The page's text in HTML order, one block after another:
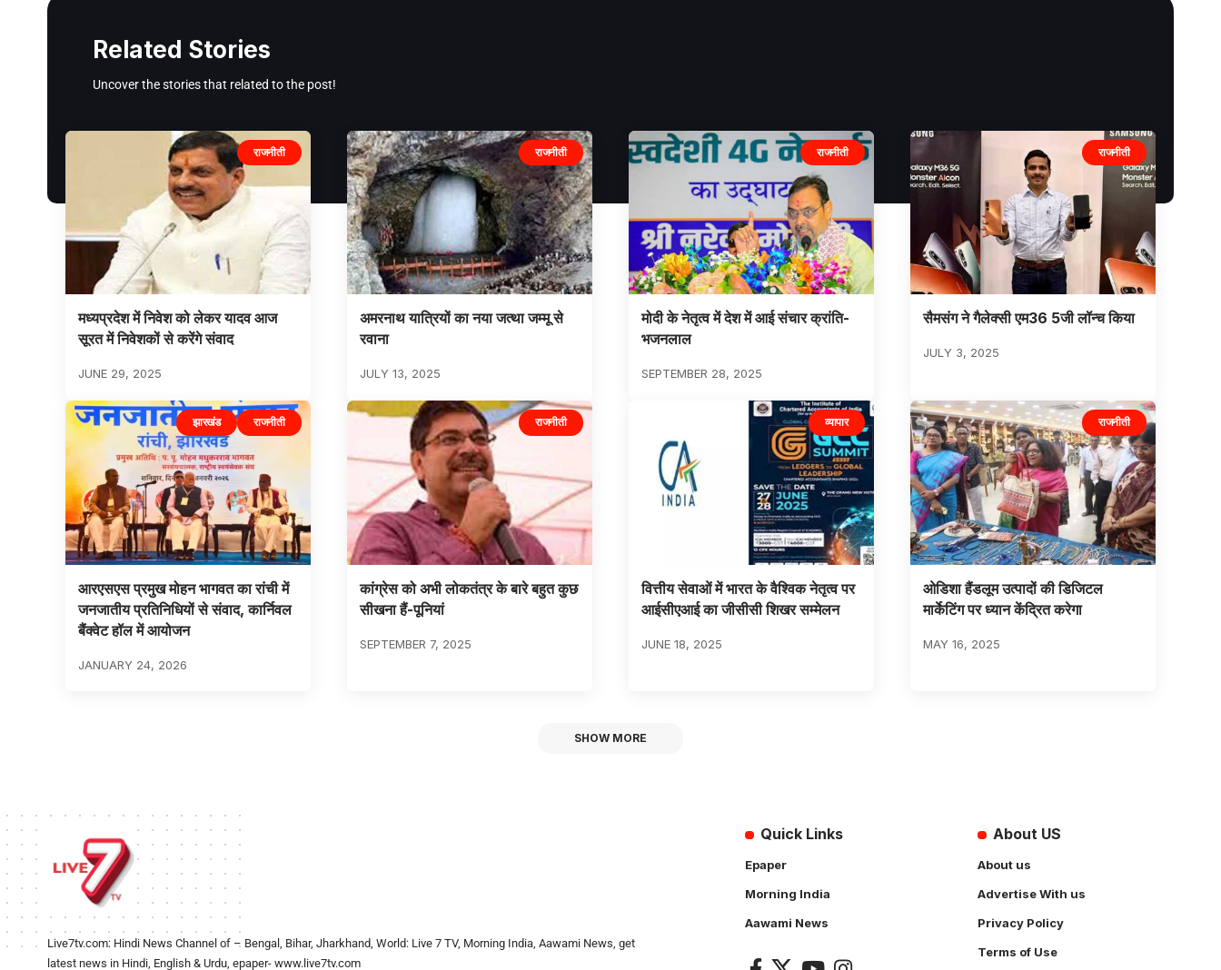
Related Stories
Uncover the stories that related to the post!
राजनीती
मध्यप्रदेश में निवेश को लेकर यादव आज
सूरत में निवेशकों से करेंगे संवाद
JUNE 29, 2025
राजनीती
अमरनाथ यात्रियों का नया जत्था जम्मू से
रवाना
JULY 13, 2025
राजनीती
मोदी के नेतृत्व में देश में आई संचार क्रांति-
भजनलाल
SEPTEMBER 28, 2025
राजनीती
सैमसंग ने गैलेक्सी एम36 5जी लॉन्च किया
JULY 3, 2025
झारखंड राजनीती
आरएसएस प्रमुख मोहन भागवत का रांची में
जनजातीय प्रतिनिधियों से संवाद, कार्निवल
बैंक्वेट हॉल में आयोजन
JANUARY 24, 2026
राजनीती
कांग्रेस को अभी लोकतंत्र के बारे बहुत कुछ
सीखना हैं-पूनियां
SEPTEMBER 7, 2025
व्यापार
वित्तीय सेवाओं में भारत के वैश्विक नेतृत्व पर
आईसीएआई का जीसीसी शिखर सम्मेलन
JUNE 18, 2025
राजनीती
ओडिशा हैंडलूम उत्पादों की डिजिटल
मार्केटिंग पर ध्यान केंद्रित करेगा
MAY 16, 2025
SHOW MORE
Live7tv.com: Hindi News Channel of – Bengal, Bihar, Jharkhand, World: Live 7 TV, Morning India, Aawami News, get
latest news in Hindi, English & Urdu, epaper- www.live7tv.com
Quick Links
Epaper
Morning India
Aawami News
About US
About us
Advertise With us
Privacy Policy
Terms of Use